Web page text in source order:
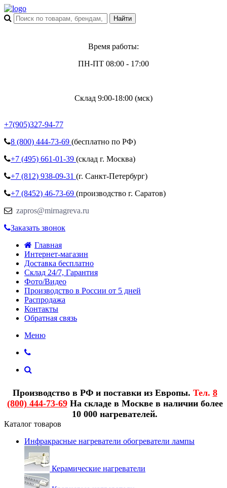
Время работы:
ПН-ПТ 08:00 - 17:00
Склад 9:00-18:00 (мск)
+7(905)327-94-77
8 (800) 444-73-69 (бесплатно по РФ)
+7 (495) 661-01-39 (склад г. Москва)
+7 (812) 938-09-31 (г. Санкт-Петербург)
+7 (8452) 46-73-69 (производство г. Саратов)
zapros@mirnagreva.ru
Заказать звонок
Главная
Интернет-магазин
Доставка бесплатно
Склад 24/7, Гарантия
Фото/Видео
Производство в России от 5 дней
Распродажа
Контакты
Обратная связь
Меню
Производство в РФ и поставки из Европы. Тел. 8
(800) 444-73-69На складе в Москве в наличии более
10 000 нагревателей.
Каталог товаров
Инфракрасные нагреватели обогреватели лампы
Керамические нагреватели